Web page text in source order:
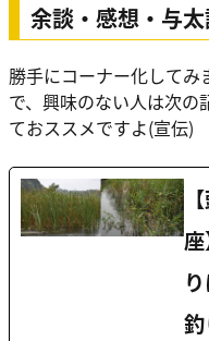
余談・感想・与
勝手にコーナー化して
で、興味のない人は次
ておススメですよ(宣伝)